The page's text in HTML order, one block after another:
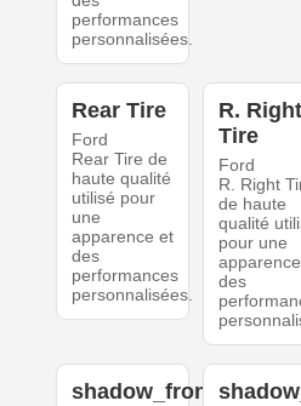
performances
personnalisées.
Rear Tire
Ford
Rear Tire de
haute qualité
utilisé pour
une
apparence et
des
performances
personnalisées.
R. Right
Tire
Ford
R. Right
de haute
qualité
pour une
des
shadow_front_right